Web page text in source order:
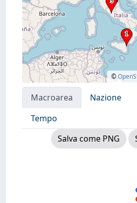
©
Macroarea Nazione
Tempo
Salva come PNG